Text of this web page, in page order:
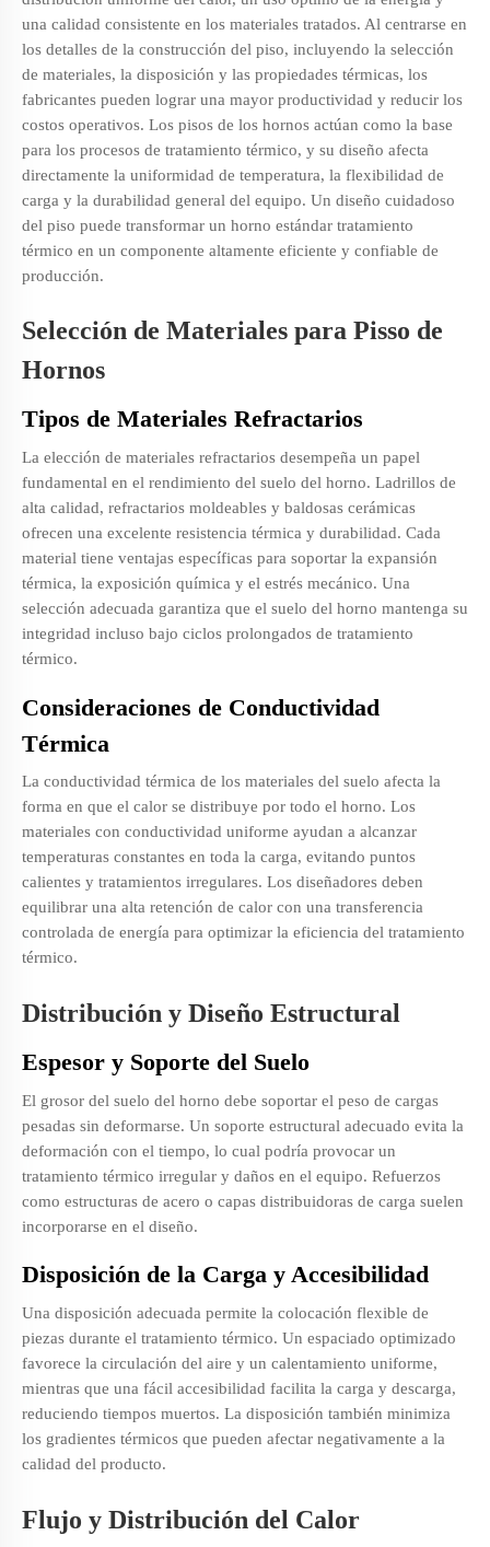
una calidad consistente en los materiales tratados. Al centrarse en
los detalles de la construcción del piso, incluyendo la selección
de materiales, la disposición y las propiedades térmicas, los
fabricantes pueden lograr una mayor productividad y reducir los
costos operativos. Los pisos de los hornos actúan como la base
para los procesos de tratamiento térmico, y su diseño afecta
directamente la uniformidad de temperatura, la flexibilidad de
carga y la durabilidad general del equipo. Un diseño cuidadoso
del piso puede transformar un horno estándar tratamiento
térmico en un componente altamente eficiente y confiable de
producción.
Selección de Materiales para Pisso de
Hornos
Tipos de Materiales Refractarios
La elección de materiales refractarios desempeña un papel
fundamental en el rendimiento del suelo del horno. Ladrillos de
alta calidad, refractarios moldeables y baldosas cerámicas
ofrecen una excelente resistencia térmica y durabilidad. Cada
material tiene ventajas específicas para soportar la expansión
térmica, la exposición química y el estrés mecánico. Una
selección adecuada garantiza que el suelo del horno mantenga su
integridad incluso bajo ciclos prolongados de tratamiento
térmico.
Consideraciones de Conductividad
Térmica
La conductividad térmica de los materiales del suelo afecta la
forma en que el calor se distribuye por todo el horno. Los
materiales con conductividad uniforme ayudan a alcanzar
temperaturas constantes en toda la carga, evitando puntos
calientes y tratamientos irregulares. Los diseñadores deben
equilibrar una alta retención de calor con una transferencia
controlada de energía para optimizar la eficiencia del tratamiento
térmico.
Distribución y Diseño Estructural
Espesor y Soporte del Suelo
El grosor del suelo del horno debe soportar el peso de cargas
pesadas sin deformarse. Un soporte estructural adecuado evita la
deformación con el tiempo, lo cual podría provocar un
tratamiento térmico irregular y daños en el equipo. Refuerzos
como estructuras de acero o capas distribuidoras de carga suelen
incorporarse en el diseño.
Disposición de la Carga y Accesibilidad
Una disposición adecuada permite la colocación flexible de
piezas durante el tratamiento térmico. Un espaciado optimizado
favorece la circulación del aire y un calentamiento uniforme,
mientras que una fácil accesibilidad facilita la carga y descarga,
reduciendo tiempos muertos. La disposición también minimiza
los gradientes térmicos que pueden afectar negativamente a la
calidad del producto.
Flujo y Distribución del Calor